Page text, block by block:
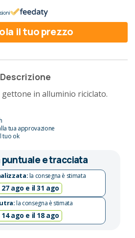
il tuo prezzo
Descrizione
gettone in alluminio riciclato.
tua approvazione
tuo ok
e tracciata
la consegna è stimata
ago e il 31 ago
la consegna è stimata
ago e il 18 ago